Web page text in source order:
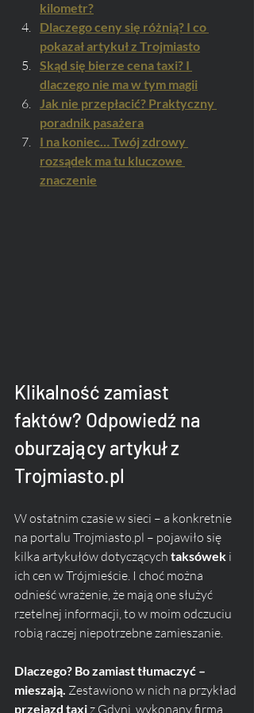
kilometr?
Dlaczego ceny się różnią? I co
pokazał artykuł z Trojmiasto
Skąd się bierze cena taxi? I
dlaczego nie ma w tym magii
Jak nie przepłacić? Praktyczny
poradnik pasażera
I na koniec… Twój zdrowy
rozsądek ma tu kluczowe
znaczenie
Klikalność zamiast
faktów? Odpowiedź na
oburzający artykuł z
Trojmiasto.pl
W ostatnim czasie w sieci – a konkretnie
na portalu Trojmiasto.pl – pojawiło się
kilka artykułów dotyczących taksówek i
ich cen w Trójmieście. I choć można
odnieść wrażenie, że mają one służyć
rzetelnej informacji, to w moim odczuciu
robią raczej niepotrzebne zamieszanie.
Dlaczego? Bo zamiast tłumaczyć –
mieszają. Zestawiono w nich na przykład
przejazd taxi z Gdyni, wykonany firmą,